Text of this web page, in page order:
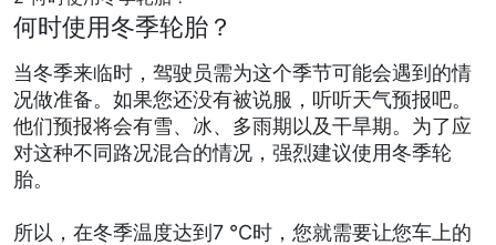
何时使用冬季轮胎？
当冬季来临时，驾驶员需为这个季节可能会遇到的情
况做准备。如果您还没有被说服，听听天气预报吧。
他们预报将会有雪、冰、多雨期以及干旱期。为了应
对这种不同路况混合的情况，强烈建议使用冬季轮
胎。
所以，在冬季温度达到7 °C时，您就需要让您车上的